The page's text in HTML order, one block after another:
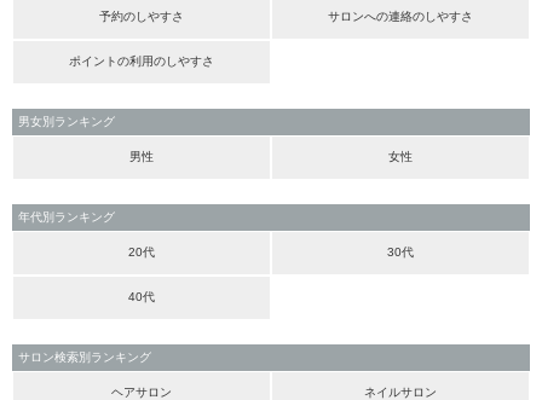
予約のしやすさ サロンへの連絡のしやすさ
ポイントの利用のしやすさ
男女別ランキング
男性 女性
年代別ランキング
20代 30代
40代
サロン検索別ランキング
ヘアサロン ネイルサロン